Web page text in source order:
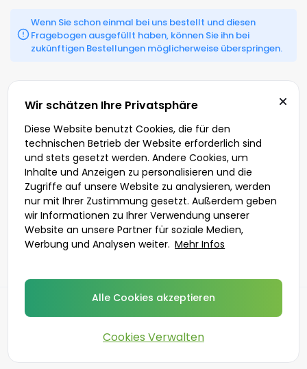
Wenn Sie schon einmal bei uns bestellt und diesen
Fragebogen ausgefüllt haben, können Sie ihn bei
zukünftigen Bestellungen möglicherweise überspringen.
Zurück
©2026DoktorABC.com
Wir schätzen Ihre Privatsphäre
Diese Website benutzt Cookies, die für den
technischen Betrieb der Website erforderlich sind
und stets gesetzt werden. Andere Cookies, um
Inhalte und Anzeigen zu personalisieren und die
Zugriffe auf unsere Website zu analysieren, werden
nur mit Ihrer Zustimmung gesetzt. Außerdem geben
wir Informationen zu Ihrer Verwendung unserer
Website an unsere Partner für soziale Medien,
Werbung und Analysen weiter. Mehr Infos
Alle Cookies akzeptieren
Cookies Verwalten